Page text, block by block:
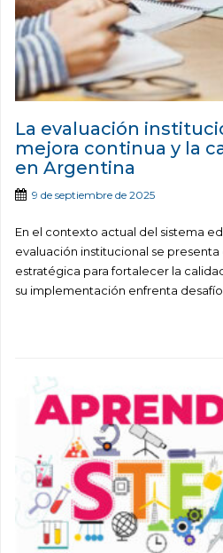
La evaluación
mejora continua y la
en Argentina
9 de septiembre de 2025
En el contexto actual del sistema
evaluación institucional se
estratégica para fortalecer la
su implementación enfrenta